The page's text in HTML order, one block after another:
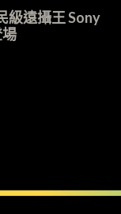
級遠攝王 Sony
場